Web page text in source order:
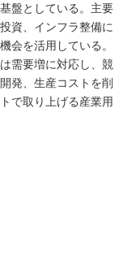
盤としている。主要
資、インフラ整備に
会を活用している。
需要増に対応し、競
発、生産コストを削
で取り上げる産業用